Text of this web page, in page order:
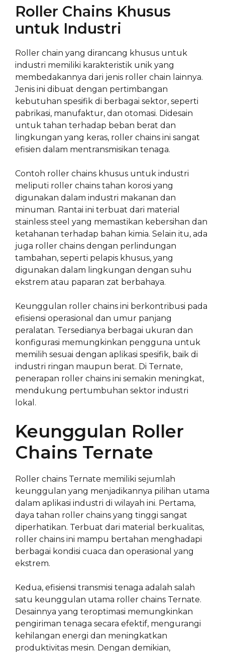
Roller Chains Khusus
untuk Industri
Roller chain yang dirancang khusus untuk
industri memiliki karakteristik unik yang
membedakannya dari jenis roller chain lainnya.
Jenis ini dibuat dengan pertimbangan
kebutuhan spesifik di berbagai sektor, seperti
pabrikasi, manufaktur, dan otomasi. Didesain
untuk tahan terhadap beban berat dan
lingkungan yang keras, roller chains ini sangat
efisien dalam mentransmisikan tenaga.
Contoh roller chains khusus untuk industri
meliputi roller chains tahan korosi yang
digunakan dalam industri makanan dan
minuman. Rantai ini terbuat dari material
stainless steel yang memastikan kebersihan dan
ketahanan terhadap bahan kimia. Selain itu, ada
juga roller chains dengan perlindungan
tambahan, seperti pelapis khusus, yang
digunakan dalam lingkungan dengan suhu
ekstrem atau paparan zat berbahaya.
Keunggulan roller chains ini berkontribusi pada
efisiensi operasional dan umur panjang
peralatan. Tersedianya berbagai ukuran dan
konfigurasi memungkinkan pengguna untuk
memilih sesuai dengan aplikasi spesifik, baik di
industri ringan maupun berat. Di Ternate,
penerapan roller chains ini semakin meningkat,
mendukung pertumbuhan sektor industri
lokal.
Keunggulan Roller
Chains Ternate
Roller chains Ternate memiliki sejumlah
keunggulan yang menjadikannya pilihan utama
dalam aplikasi industri di wilayah ini. Pertama,
daya tahan roller chains yang tinggi sangat
diperhatikan. Terbuat dari material berkualitas,
roller chains ini mampu bertahan menghadapi
berbagai kondisi cuaca dan operasional yang
ekstrem.
Kedua, efisiensi transmisi tenaga adalah salah
satu keunggulan utama roller chains Ternate.
Desainnya yang teroptimasi memungkinkan
pengiriman tenaga secara efektif, mengurangi
kehilangan energi dan meningkatkan
produktivitas mesin. Dengan demikian,